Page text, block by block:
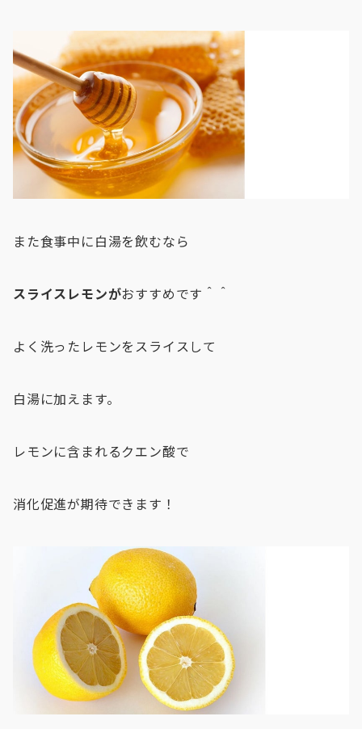
また食事中に白湯を飲むなら
スライスレモンがおすすめです＾＾
よく洗ったレモンをスライスして
白湯に加えます。
レモンに含まれるクエン酸で
消化促進が期待できます！